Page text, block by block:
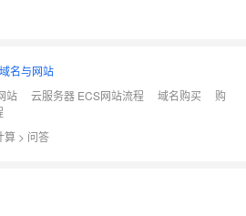
域名与网站
站 云服务器 ECS网站流程 域名购买
购
算 > 问答